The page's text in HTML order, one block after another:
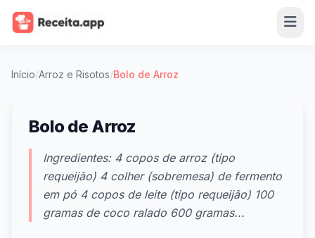
Início/Arroz e Risotos/Bolo de Arroz
Bolo de Arroz
Ingredientes: 4 copos de arroz (tipo
requeijão) 4 colher (sobremesa) de fermento
em pó 4 copos de leite (tipo requeijão) 100
gramas de coco ralado 600 gramas...